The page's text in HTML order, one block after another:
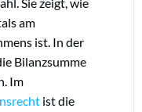
Sie zeigt, wie
am
ist. In der
Bilanzsumme
Im
ist die